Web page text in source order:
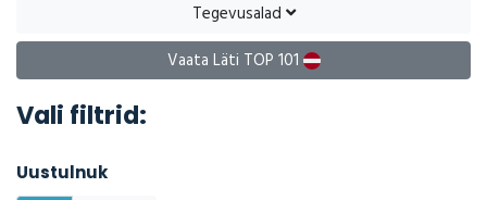
Tegevusalad
Vaata Läti TOP 101
Vali filtrid:
Uustulnuk